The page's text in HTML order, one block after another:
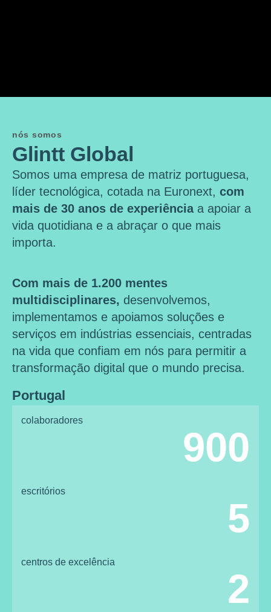
nós somos
Glintt Global
Somos uma empresa de matriz portuguesa,
líder tecnológica, cotada na Euronext, com
mais de 30 anos de experiênciaa apoiar a
vida quotidiana e a abraçar o que mais
importa.
Com mais de 1.200 mentes
multidisciplinares, desenvolvemos,
implementamos e apoiamos soluções e
serviços em indústrias essenciais, centradas
na vida que confiam em nós para permitir a
transformação digital que o mundo precisa.
Portugal
colaboradores
900
escritórios
5
centros de excelência
2